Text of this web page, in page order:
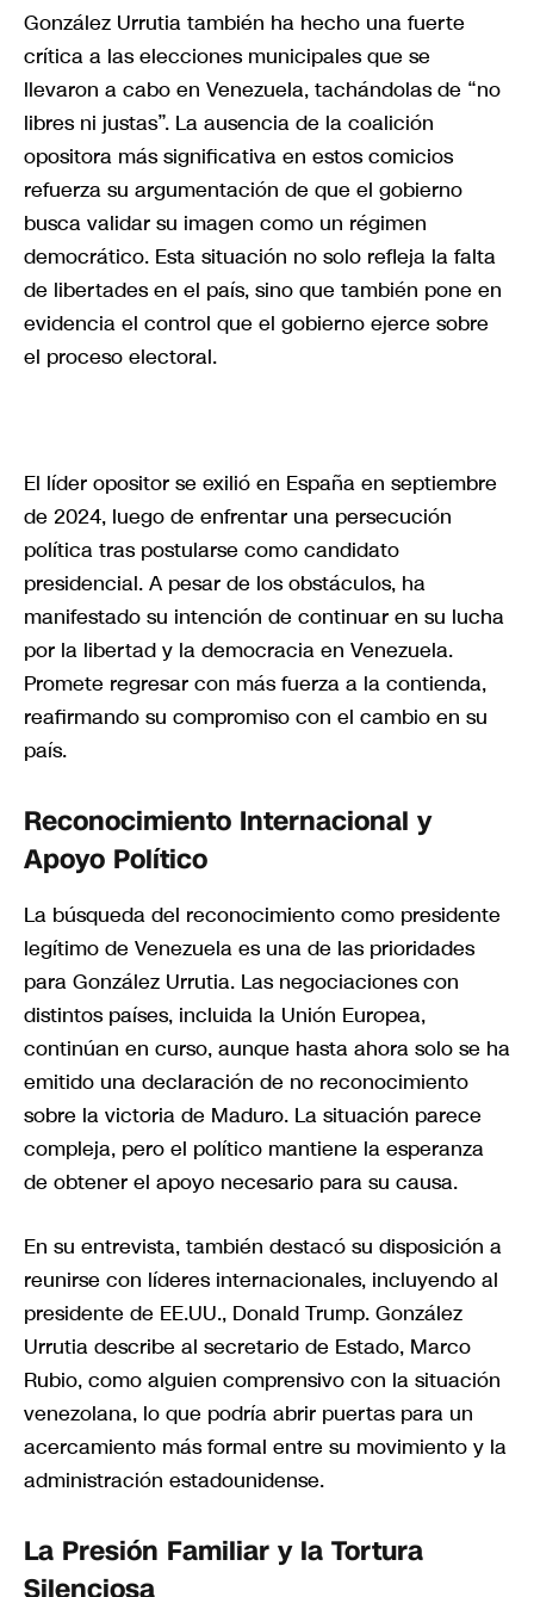
González Urrutia también ha hecho una fuerte
crítica a las elecciones municipales que se
llevaron a cabo en Venezuela, tachándolas de “no
libres ni justas”. La ausencia de la coalición
opositora más significativa en estos comicios
refuerza su argumentación de que el gobierno
busca validar su imagen como un régimen
democrático. Esta situación no solo refleja la falta
de libertades en el país, sino que también pone en
evidencia el control que el gobierno ejerce sobre
el proceso electoral.
El líder opositor se exilió en España en septiembre
de 2024, luego de enfrentar una persecución
política tras postularse como candidato
presidencial. A pesar de los obstáculos, ha
manifestado su intención de continuar en su lucha
por la libertad y la democracia en Venezuela.
Promete regresar con más fuerza a la contienda,
reafirmando su compromiso con el cambio en su
país.
Reconocimiento Internacional y
Apoyo Político
La búsqueda del reconocimiento como presidente
legítimo de Venezuela es una de las prioridades
para González Urrutia. Las negociaciones con
distintos países, incluida la Unión Europea,
continúan en curso, aunque hasta ahora solo se ha
emitido una declaración de no reconocimiento
sobre la victoria de Maduro. La situación parece
compleja, pero el político mantiene la esperanza
de obtener el apoyo necesario para su causa.
En su entrevista, también destacó su disposición a
reunirse con líderes internacionales, incluyendo al
presidente de EE.UU., Donald Trump. González
Urrutia describe al secretario de Estado, Marco
Rubio, como alguien comprensivo con la situación
venezolana, lo que podría abrir puertas para un
acercamiento más formal entre su movimiento y la
administración estadounidense.
La Presión Familiar y la Tortura
Silenciosa